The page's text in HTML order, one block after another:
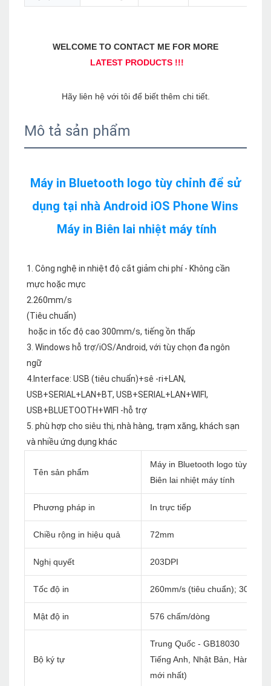
Mô tả sản phẩm
Máy in Bluetooth logo tùy chỉnh để sử
dụng tại nhà Android iOS Phone Wins
1. Công nghệ in nhiệt độ cắt giảm chi phí - Không cần
mực hoặc mực
3. Windows hỗ trợ/iOS/Android, với tùy chọn đa ngôn
ngữ
4.Interface: USB (tiêu chuẩn)+sê -ri+LAN,
USB+SERIAL+LAN+BT, USB+SERIAL+LAN+WIFI,
USB+BLUETOOTH+WIFI -hỗ trợ
5. phù hợp cho siêu thị, nhà hàng, trạm xăng, khách sạn
Tên sản phẩm
Máy in Bluetooth logo tùy
Biên lai nhiệt máy tính
Phương pháp in In trực tiếp
Chiều rộng in hiệu quả 72mm
Nghị quyết 203DPI
Tốc độ in 260mm/s (tiêu chuẩn);
Mật độ in 576 chấm/dòng
Bộ ký tự
Trung Quốc - GB18030
Tiếng Anh, Nhật Bản, Hàn
mới nhất)